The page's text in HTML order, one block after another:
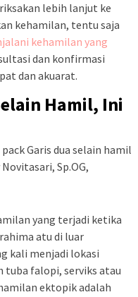
lebih lanjut ke
kehamilan, tentu saja
kehamilan yang
dan konfirmasi
dan akuarat.
Hamil, Ini
Garis dua selain hamil
Sp.OG,
yang terjadi ketika
atu di luar
kali menjadi lokasi
tuba falopi, serviks atau
ektopik adalah